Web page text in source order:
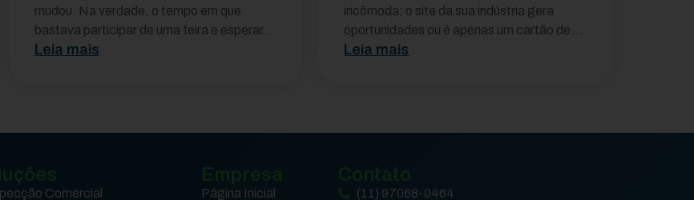
mudou. Na verdade, o tempo em que
bastava participar de uma feira e esperar...
Leia mais
incômoda: o site da sua indústria gera
oportunidades ou é apenas um cartão de...
Leia mais
Comercial Página Inicial (11) 97068-0464